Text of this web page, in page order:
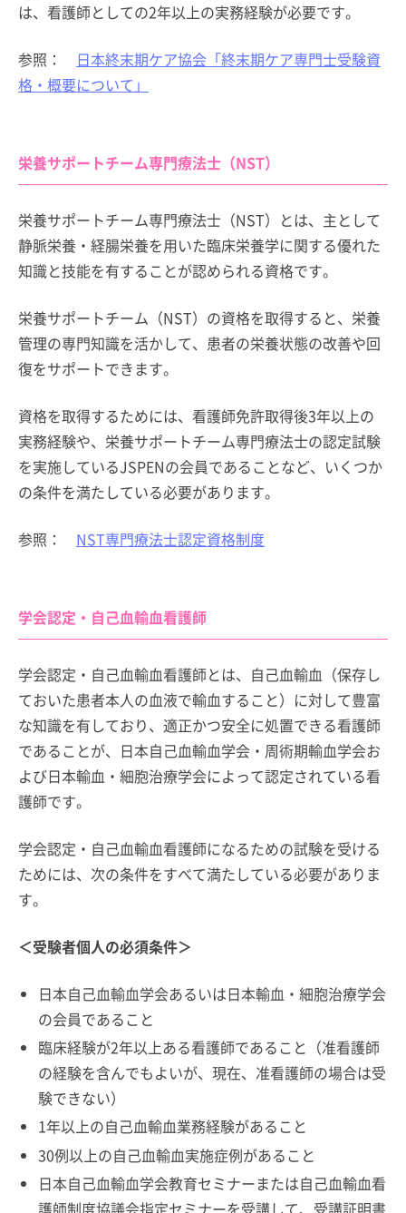
は、看護師としての2年以上の実務経験が必要です。
参照：
日本終末期ケア協会「終末期ケア専門士受験資
格・概要について」
栄養サポートチーム専門療法士（NST）
栄養サポートチーム専門療法士（NST）とは、主として
静脈栄養・経腸栄養を用いた臨床栄養学に関する優れた
知識と技能を有することが認められる資格です。
栄養サポートチーム（NST）の資格を取得すると、栄養
管理の専門知識を活かして、患者の栄養状態の改善や回
復をサポートできます。
資格を取得するためには、看護師免許取得後3年以上の
実務経験や、栄養サポートチーム専門療法士の認定試験
を実施しているJSPENの会員であることなど、いくつか
の条件を満たしている必要があります。
参照： NST専門療法士認定資格制度
学会認定・自己血輸血看護師
学会認定・自己血輸血看護師とは、自己血輸血（保存し
ておいた患者本人の血液で輸血すること）に対して豊富
な知識を有しており、適正かつ安全に処置できる看護師
であることが、日本自己血輸血学会・周術期輸血学会お
よび日本輸血・細胞治療学会によって認定されている看
護師です。
学会認定・自己血輸血看護師になるための試験を受ける
ためには、次の条件をすべて満たしている必要がありま
す。
＜受験者個人の必須条件＞
日本自己血輸血学会あるいは日本輸血・細胞治療学会
の会員であること
臨床経験が2年以上ある看護師であること（准看護師
の経験を含んでもよいが、現在、准看護師の場合は受
験できない）
1年以上の自己血輸血業務経験があること
30例以上の自己血輸血実施症例があること
日本自己血輸血学会教育セミナーまたは自己血輸血看
護師制度協議会指定セミナーを受講して、受講証明書